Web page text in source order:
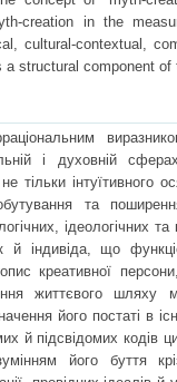
creation in the
cultural-contextual,
structural component of
і духовній
тільки інтуїтивного
та
ідеологічних
й індивіда, що
креативної
життєвого шляху
його постаті в
й підсвідомих кодів
його буття